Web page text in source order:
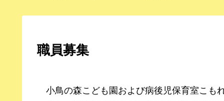
職員募集
小鳥の森こども園および病後児保育室こも